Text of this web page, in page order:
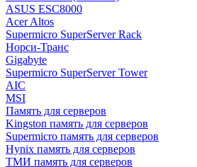
ASUS ESC8000
Acer Altos
Supermicro SuperServer Rack
Норси-Транс
Gigabyte
Supermicro SuperServer Tower
AIC
MSI
Память для серверов
Kingston память для серверов
Supermicro память для серверов
Hynix память для серверов
ТМИ память для серверов